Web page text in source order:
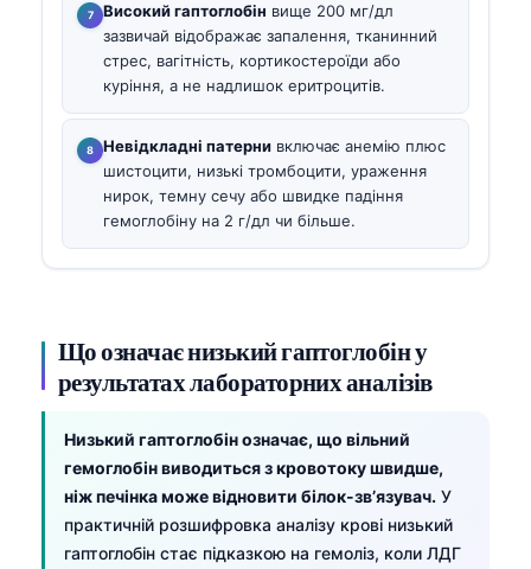
Високий гаптоглобін вище 200 мг/дл
зазвичай відображає запалення, тканинний
стрес, вагітність, кортикостероїди або
куріння, а не надлишок еритроцитів.
Невідкладні патерни включає анемію плюс
шистоцити, низькі тромбоцити, ураження
нирок, темну сечу або швидке падіння
гемоглобіну на 2 г/дл чи більше.
Що означає низький гаптоглобін у
результатах лабораторних аналізів
Низький гаптоглобін означає, що вільний
гемоглобін виводиться з кровотоку швидше,
ніж печінка може відновити білок-зв’язувач. У
практичній розшифровка аналізу крові низький
гаптоглобін стає підказкою на гемоліз, коли ЛДГ